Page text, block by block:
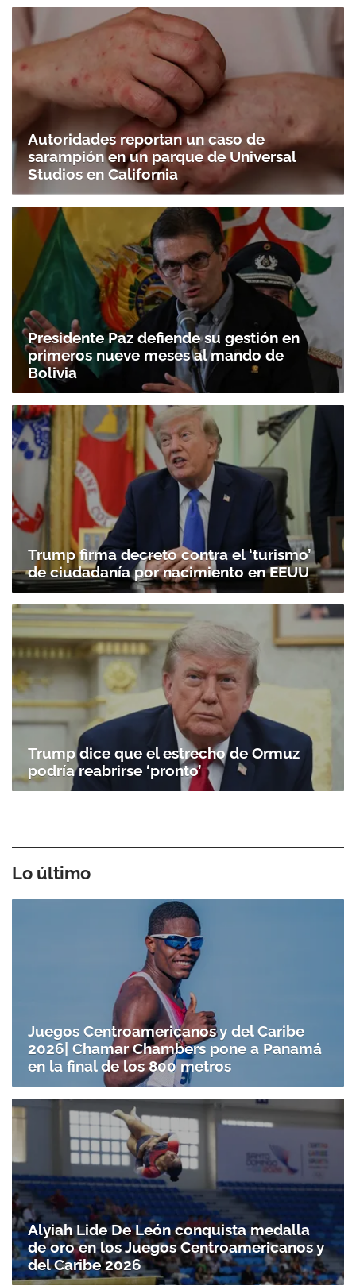
Autoridades reportan un caso de
sarampión en un parque de Universal
Studios en California
Presidente Paz defiende su gestión en
primeros nueve meses al mando de
Bolivia
Trump firma decreto contra el ‘turismo’
de ciudadanía por nacimiento en EEUU
Trump dice que el estrecho de Ormuz
podría reabrirse ‘pronto’
Lo último
Juegos Centroamericanos y del Caribe
2026| Chamar Chambers pone a Panamá
en la final de los 800 metros
Alyiah Lide De León conquista medalla
de oro en los Juegos Centroamericanos y
del Caribe 2026